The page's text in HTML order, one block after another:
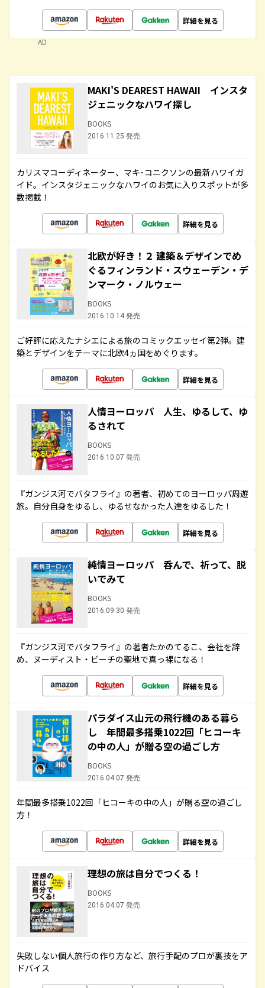
詳細を見る
AD
MAKI'S DEAREST HAWAII インスタ
ジェニックなハワイ探し
BOOKS
2016.11.25 発売
カリスマコーディネーター、マキ･コニクソンの最新ハワイガ
イド。インスタジェニックなハワイのお気に入りスポットが多
数掲載！
詳細を見る
北欧が好き！２ 建築＆デザインでめ
ぐるフィンランド・スウェーデン・デ
ンマーク・ノルウェー
BOOKS
2016.10.14 発売
ご好評に応えたナシエによる旅のコミックエッセイ第2弾。建
築とデザインをテーマに北欧4ヵ国をめぐります。
詳細を見る
人情ヨーロッパ 人生、ゆるして、ゆ
るされて
BOOKS
2016.10.07 発売
『ガンジス河でバタフライ』の著者、初めてのヨーロッパ周遊
旅。自分自身をゆるし、ゆるせなかった人達をゆるした！
詳細を見る
純情ヨーロッパ 呑んで、祈って、脱
いでみて
BOOKS
2016.09.30 発売
『ガンジス河でバタフライ』の著者たかのてるこ、会社を辞
め、ヌーディスト・ビーチの聖地で真っ裸になる！
詳細を見る
パラダイス山元の飛行機のある暮ら
し 年間最多搭乗1022回「ヒコーキ
の中の人」が贈る空の過ごし方
BOOKS
2016.04.07 発売
年間最多搭乗1022回「ヒコーキの中の人」が贈る空の過ごし
方！
詳細を見る
理想の旅は自分でつくる！
BOOKS
2016.04.07 発売
失敗しない個人旅行の作り方など、旅行手配のプロが裏技をア
ドバイス